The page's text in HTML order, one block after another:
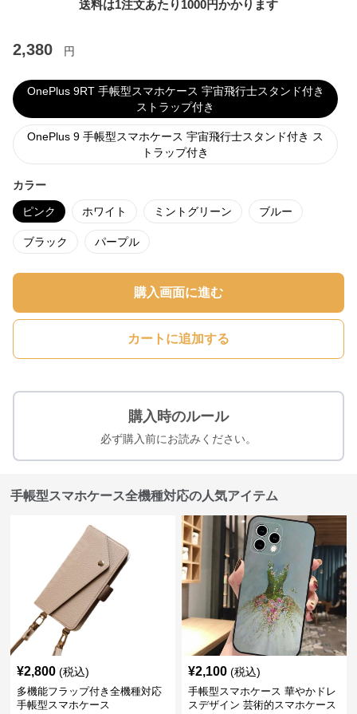
送料は1注文あたり 1000円かかります
2,380 円
OnePlus 9RT 手帳型スマホケース 宇宙飛行士スタンド付き
ストラップ付き
OnePlus 9 手帳型スマホケース 宇宙飛行士スタンド付き ス
トラップ付き
カラー
ピンク ホワイト ミントグリーン ブルー
ブラック パープル
購入画面に進む
カートに追加する
購入時のルール
必ず購入前にお読みください。
手帳型スマホケース全機種対応の人気アイテム
¥2,800 (税込)
多機能フラップ付き全機種対応
手帳型スマホケース
¥2,100 (税込)
手帳型スマホケース 華やかドレ
スデザイン 芸術的スマホケース